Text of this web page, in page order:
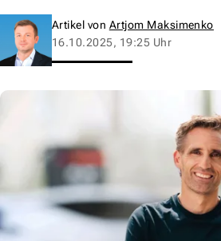
Artikel von Artjom Maksimenko
16.10.2025, 19:25 Uhr